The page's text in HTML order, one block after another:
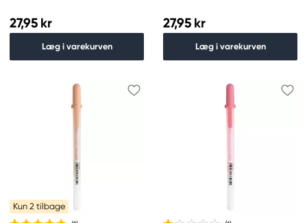
27,95 kr
Læg i varekurven
27,95 kr
Læg i varekurven
Kun 2 tilbage